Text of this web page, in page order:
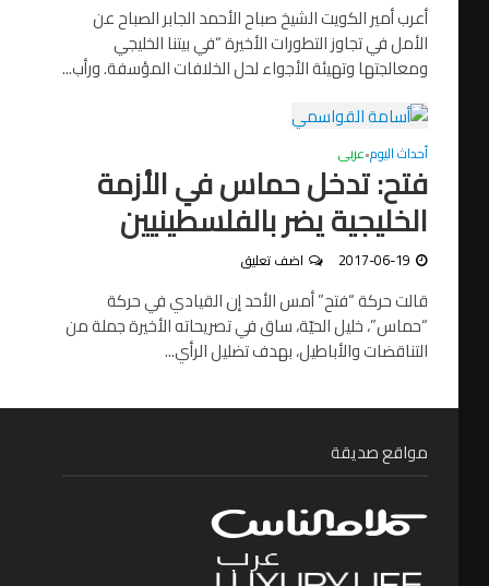
أعرب أمير الكويت الشيخ صباح الأحمد الجابر الصباح عن
الأمل في تجاوز التطورات الأخيرة “في بيتنا الخليجي
ومعالجتها وتهيئة الأجواء لحل الخلافات المؤسفة. ورأب...
أحداث اليوم•عربى
فتح: تدخل حماس في الأزمة
الخليجية يضر بالفلسطينيين
2017-06-19 اضف تعليق
قالت حركة “فتح” أمس الأحد إن القيادي في حركة
“حماس”، خليل الحيّة، ساق في تصريحاته الأخيرة جملة من
التناقضات والأباطيل، بهدف تضليل الرأي...
مواقع صديقة